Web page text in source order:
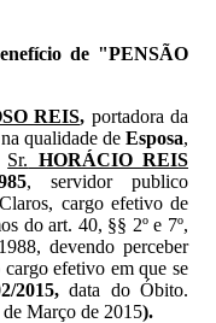
de "PENSÃO
REIS, portadora da
qualidade de Esposa,
Sr. HORÁCIO REIS
, servidor publico
cargo efetivo de
do art. 40, §§ 2º e 7º,
devendo perceber
efetivo em que se
2015, data do Óbito.
Março de 2015).